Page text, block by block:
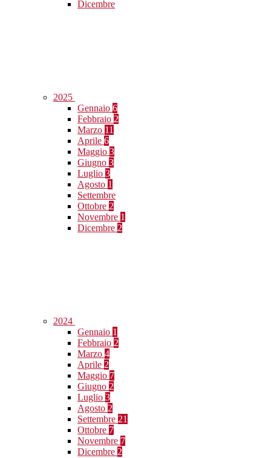
Dicembre
2025
Gennaio 6
Febbraio 2
Marzo 11
Aprile 6
Maggio 3
Giugno 3
Luglio 3
Agosto 1
Settembre
Ottobre 2
Novembre 1
Dicembre 2
2024
Gennaio 1
Febbraio 2
Marzo 4
Aprile 2
Maggio 7
Giugno 2
Luglio 3
Agosto 2
Settembre 21
Ottobre 7
Novembre 7
Dicembre 2